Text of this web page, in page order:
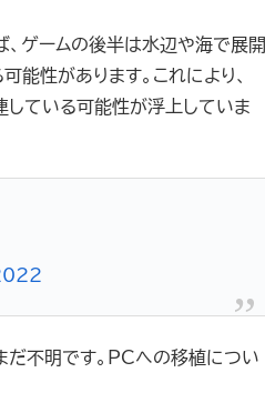
ゲームの後半は水辺や海で展開
能性があります。これにより、
している可能性が浮上していま
不明です。PCへの移植につい